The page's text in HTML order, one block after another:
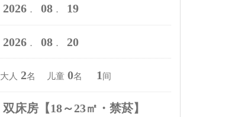
2026． 08． 19
2026． 08． 20
大人 2名 儿童 0名 1 间
双床房【18～23㎡・禁菸】